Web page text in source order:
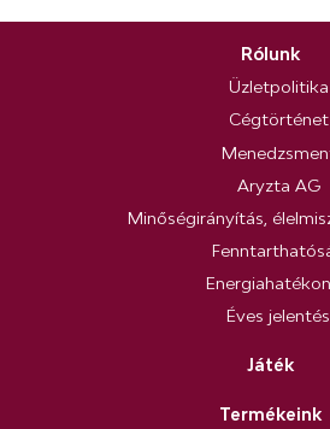
Rólunk
Üzletpolitika
Cégtörténet
Aryzta AG
Minőségirányítás,
Éves
Játék
Termékeink